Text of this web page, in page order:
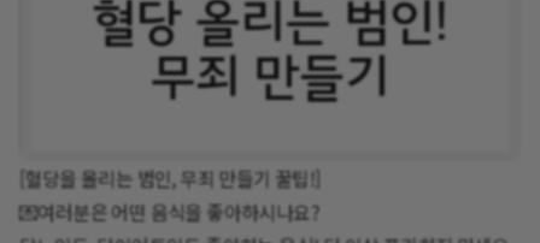
[혈당을 올리는 범인, 무죄 만들기 꿀팁!]
💌여러분은 어떤 음식을 좋아하시나요?